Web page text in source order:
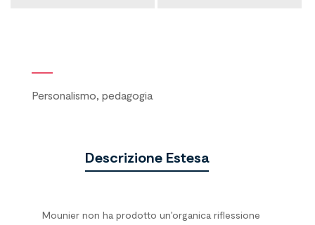
Personalismo, pedagogia
Descrizione Estesa
Mounier non ha prodotto un’organica riflessione